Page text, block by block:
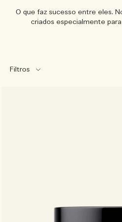
O que faz sucesso entre eles.
criados especialmente
Filtros